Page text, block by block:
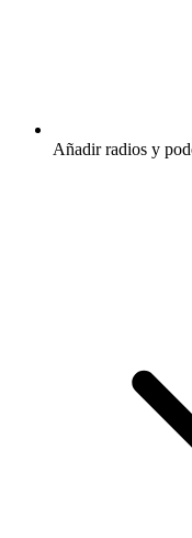
Añadir radios y